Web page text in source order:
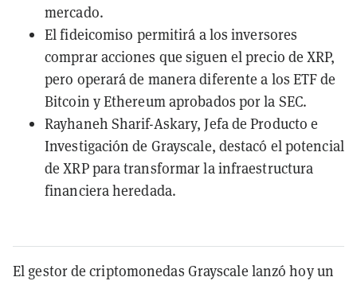
mercado.
El fideicomiso permitirá a los inversores
comprar acciones que siguen el precio de XRP,
pero operará de manera diferente a los ETF de
Bitcoin y Ethereum aprobados por la SEC.
Rayhaneh Sharif-Askary, Jefa de Producto e
Investigación de Grayscale, destacó el potencial
de XRP para transformar la infraestructura
financiera heredada.
El gestor de criptomonedas Grayscale lanzó hoy un